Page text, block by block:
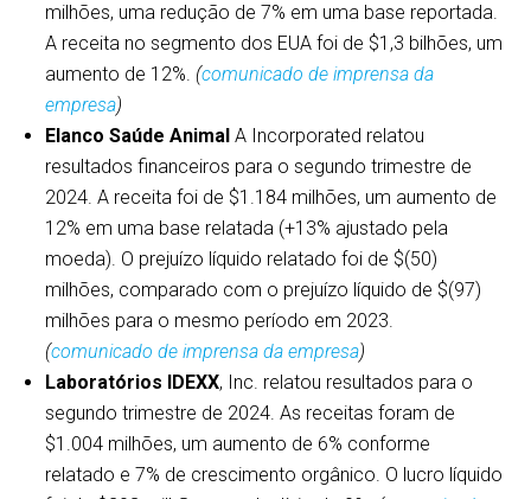
milhões, uma redução de 7% em uma base reportada.
A receita no segmento dos EUA foi de $1,3 bilhões, um
aumento de 12%. (comunicado de imprensa da
empresa)
Elanco Saúde AnimalA Incorporated relatou
resultados financeiros para o segundo trimestre de
2024. A receita foi de $1.184 milhões, um aumento de
12% em uma base relatada (+13% ajustado pela
moeda). O prejuízo líquido relatado foi de $(50)
milhões, comparado com o prejuízo líquido de $(97)
milhões para o mesmo período em 2023.
(comunicado de imprensa da empresa)
Laboratórios IDEXX, Inc. relatou resultados para o
segundo trimestre de 2024. As receitas foram de
$1.004 milhões, um aumento de 6% conforme
relatado e 7% de crescimento orgânico. O lucro líquido